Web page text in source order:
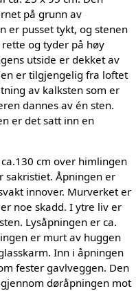
på grunn av
er pusset tykt, og stenen
og tyder på høy
utside er dekket av
er tilgjengelig fra loftet
av kalksten som er
dannes av én sten.
er det satt inn en
cm over himlingen
sakristiet. Åpningen er
innover. Murverket er
noe skadd. I ytre liv er
Lysåpningen er ca.
er murt av huggen
Inn i åpningen
fester gavlveggen. Den
døråpningen mot